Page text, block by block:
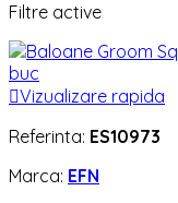
Filtre active
Vizualizare rapida
Referinta: ES10973
Marca: EFN